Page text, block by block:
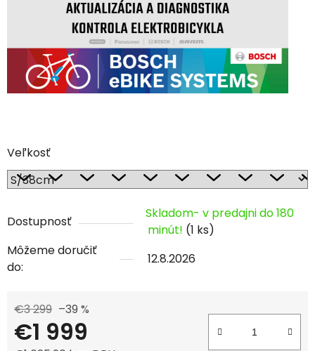
Veľkosť
Dostupnosť
Skladom- v predajni do 180
minút! (1 ks)
Môžeme doručiť
do:
12.8.2026
€3 299 –39 %
€1 999